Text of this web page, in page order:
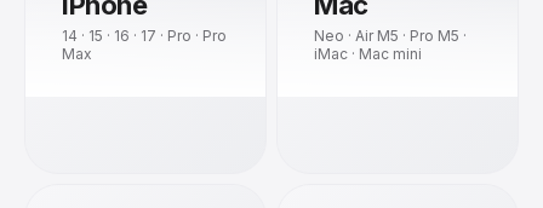
14 · 15 · 16 · 17 · Pro · Pro
Max
Neo · Air M5 · Pro M5 ·
iMac · Mac mini